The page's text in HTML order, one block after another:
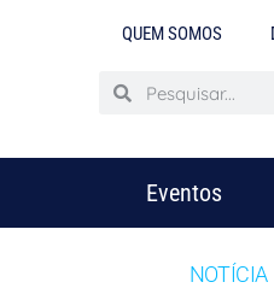
QUEM SOMOS
Eventos
NOTÍCIA